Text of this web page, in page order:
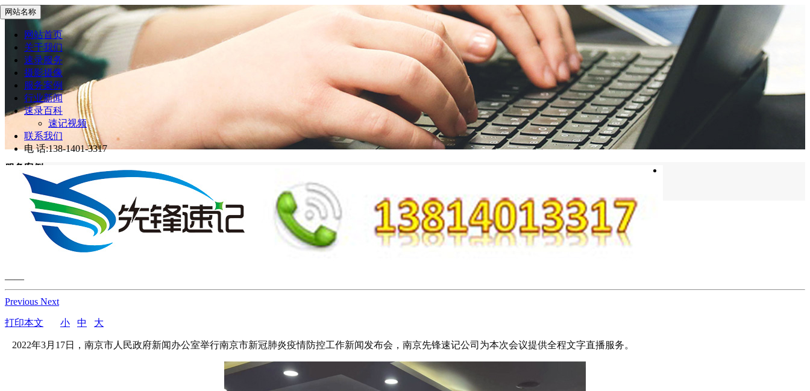
网站名称
网站首页
关于我们
速录服务
摄影摄像
服务案例
行业新闻
速录百科
速记视频
联系我们
电 话:138-1401-3317
服务案例
先锋速记> 服务案例
网站首页
服务案例
2022年南京市新冠肺炎疫情防控工作新闻发布会
——
Previous Next
打印本文 小 中 大
2022年3月17日，南京市人民政府新闻办公室举行南京市新冠肺炎疫情防控工作新闻发布会，南京先锋速记公司为本次会议提供全程文字直播服务。